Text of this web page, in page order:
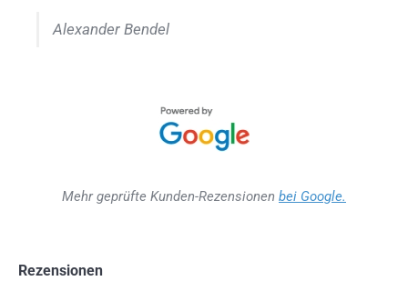
Alexander Bendel
Mehr geprüfte Kunden-Rezensionen bei Google.
Rezensionen